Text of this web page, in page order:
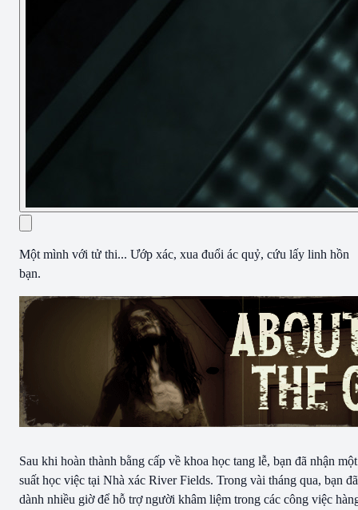
Một mình với tử thi... Ướp xác, xua đuổi ác quỷ, cứu lấy linh hồn
bạn.
Sau khi hoàn thành bằng cấp về khoa học tang lễ, bạn đã nhận một
suất học việc tại Nhà xác River Fields. Trong vài tháng qua, bạn đã
dành nhiều giờ để hỗ trợ người khâm liệm trong các công việc